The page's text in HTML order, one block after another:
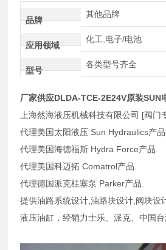
品牌
其他品牌
应用领域
化工,电子/电池
型号
各类型号齐全
厂家供应DLDA-TCE-2E24V原装SUN
上海然海液压机械科技有限公司 [阀门
代理美国太阳液压 Sun Hydraulics产品.
代理美国海德福斯 Hydra Force产品.
代理美国科迈拓 Comatrol产品.
代理德国派克柱塞泵 Parker产品.
提供油路系统设计,油路块设计,阀块设
液压油缸，经销力士乐、派克、中国